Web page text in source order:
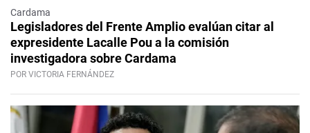
Cardama
Legisladores del Frente Amplio evalúan citar al
expresidente Lacalle Pou a la comisión
investigadora sobre Cardama
POR VICTORIA FERNÁNDEZ